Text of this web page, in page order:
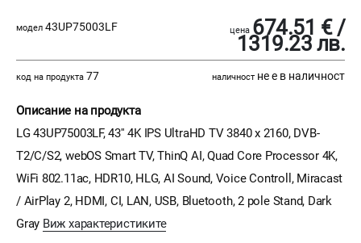
модел 43UP75003LF цена 674.51 € /
1319.23 лв.
код на продукта 77 наличност не е в наличност
Описание на продукта
LG 43UP75003LF, 43'' 4K IPS UltraHD TV 3840 x 2160, DVB-
T2/C/S2, webOS Smart TV, ThinQ AI, Quad Core Processor 4K,
WiFi 802.11ac, HDR10, HLG, AI Sound, Voice Controll, Miracast
/ AirPlay 2, HDMI, CI, LAN, USB, Bluetooth, 2 pole Stand, Dark
Gray Виж характеристиките